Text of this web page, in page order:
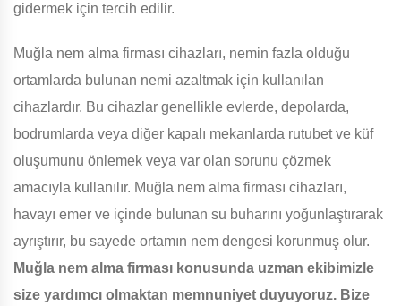
gidermek için tercih edilir.
Muğla nem alma firması cihazları, nemin fazla olduğu
ortamlarda bulunan nemi azaltmak için kullanılan
cihazlardır. Bu cihazlar genellikle evlerde, depolarda,
bodrumlarda veya diğer kapalı mekanlarda rutubet ve küf
oluşumunu önlemek veya var olan sorunu çözmek
amacıyla kullanılır. Muğla nem alma firması cihazları,
havayı emer ve içinde bulunan su buharını yoğunlaştırarak
ayrıştırır, bu sayede ortamın nem dengesi korunmuş olur.
Muğla nem alma firması konusunda uzman ekibimizle
size yardımcı olmaktan memnuniyet duyuyoruz. Bize